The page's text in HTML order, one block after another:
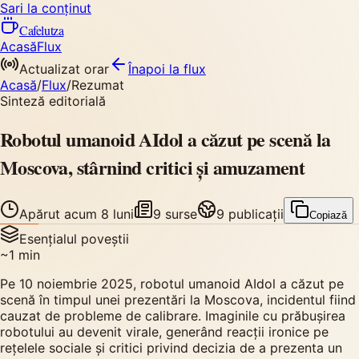
Sari la conținut
Cafelutza
AcasăFlux
Actualizat orar
Înapoi la flux
Acasă/Flux/Rezumat
Sinteză editorială
Robotul umanoid AIdol a căzut pe scenă la
Moscova, stârnind critici și amuzament
Apărut acum 8 luni 9 surse 9 publicații Copiază
Esențialul poveștii
~1 min
Pe 10 noiembrie 2025, robotul umanoid AIdol a căzut pe
scenă în timpul unei prezentări la Moscova, incidentul fiind
cauzat de probleme de calibrare. Imaginile cu prăbușirea
robotului au devenit virale, generând reacții ironice pe
rețelele sociale și critici privind decizia de a prezenta un